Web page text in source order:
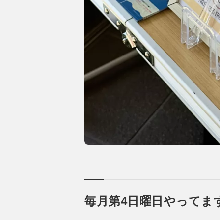
毎月第4日曜日やってま